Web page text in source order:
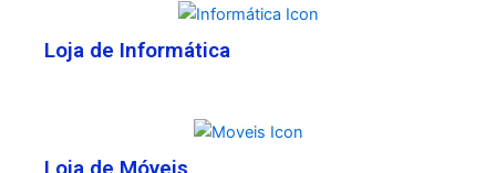
Loja de Informática
Loja de Móveis